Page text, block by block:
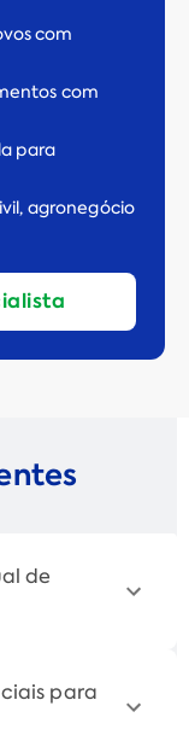
com
com
para
agronegócio
de
para